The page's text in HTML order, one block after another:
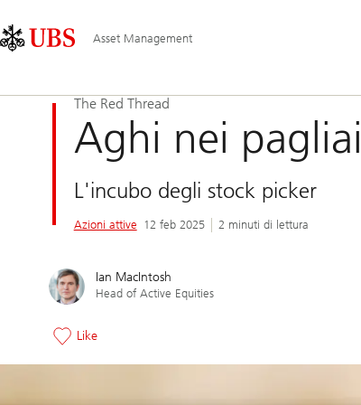
Area
principale
Asset Management
The Red Thread
Aghi nei pagliai
L'incubo degli stock picker
Azioni attive 12 feb 2025 2 minuti di lettura
Ian MacIntosh
Head of Active Equities
Like